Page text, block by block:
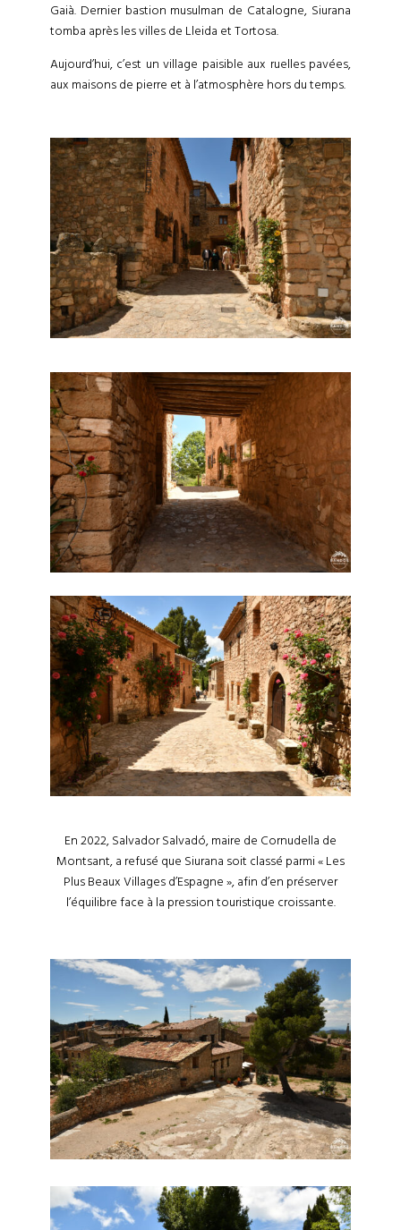
Gaià. Dernier bastion musulman de Catalogne, Siurana
tomba après les villes de Lleida et Tortosa.
Aujourd’hui, c’est un village paisible aux ruelles pavées,
aux maisons de pierre et à l’atmosphère hors du temps.
En 2022, Salvador Salvadó, maire de Cornudella de
Montsant, a refusé que Siurana soit classé parmi « Les
Plus Beaux Villages d’Espagne », afin d’en préserver
l’équilibre face à la pression touristique croissante.